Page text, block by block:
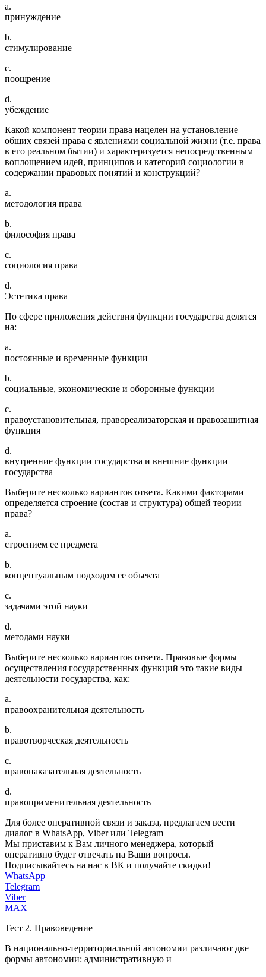
a.
принуждение
b.
стимулирование
c.
поощрение
d.
убеждение
Какой компонент теории права нацелен на установление
общих связей нрава с явлениями социальной жизни (т.е. права
в его реальном бытии) и характеризуется непосредственным
воплощением идей, принципов и категорий социологии в
содержании правовых понятий и конструкций?
a.
методология права
b.
философия права
c.
социология права
d.
Эстетика права
По сфере приложения действия функции государства делятся
на:
a.
постоянные и временные функции
b.
социальные, экономические и оборонные функции
c.
правоустановительная, правореализаторская и правозащитная
функция
d.
внутренние функции государства и внешние функции
государства
Выберите несколько вариантов ответа. Какими факторами
определяется строение (состав и структура) общей теории
права?
a.
строением ее предмета
b.
концептуальным подходом ее объекта
c.
задачами этой науки
d.
методами науки
Выберите несколько вариантов ответа. Правовые формы
осуществления государственных функций это такие виды
деятельности государства, как:
a.
правоохранительная деятельность
b.
правотворческая деятельность
c.
правонаказательная деятельность
d.
правоприменительная деятельность
Для более оперативной связи и заказа, предлагаем вести
диалог в WhatsApp, Viber или Telegram
Мы приставим к Вам личного менеджера, который
оперативно будет отвечать на Ваши вопросы.
Подписывайтесь на нас в ВК и получайте скидки!
WhatsApp
Telegram
Viber
MAX
Тест 2. Правоведение
В национально-территориальной автономии различают две
формы автономии: административную и